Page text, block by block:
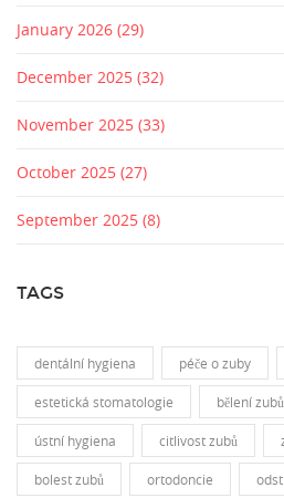
January 2026 (29)
December 2025 (32)
November 2025 (33)
October 2025 (27)
September 2025 (8)
TAGS
dentální hygiena péče o zuby
estetická stomatologie bělení zubů
ústní hygiena citlivost zubů
bolest zubů ortodoncie